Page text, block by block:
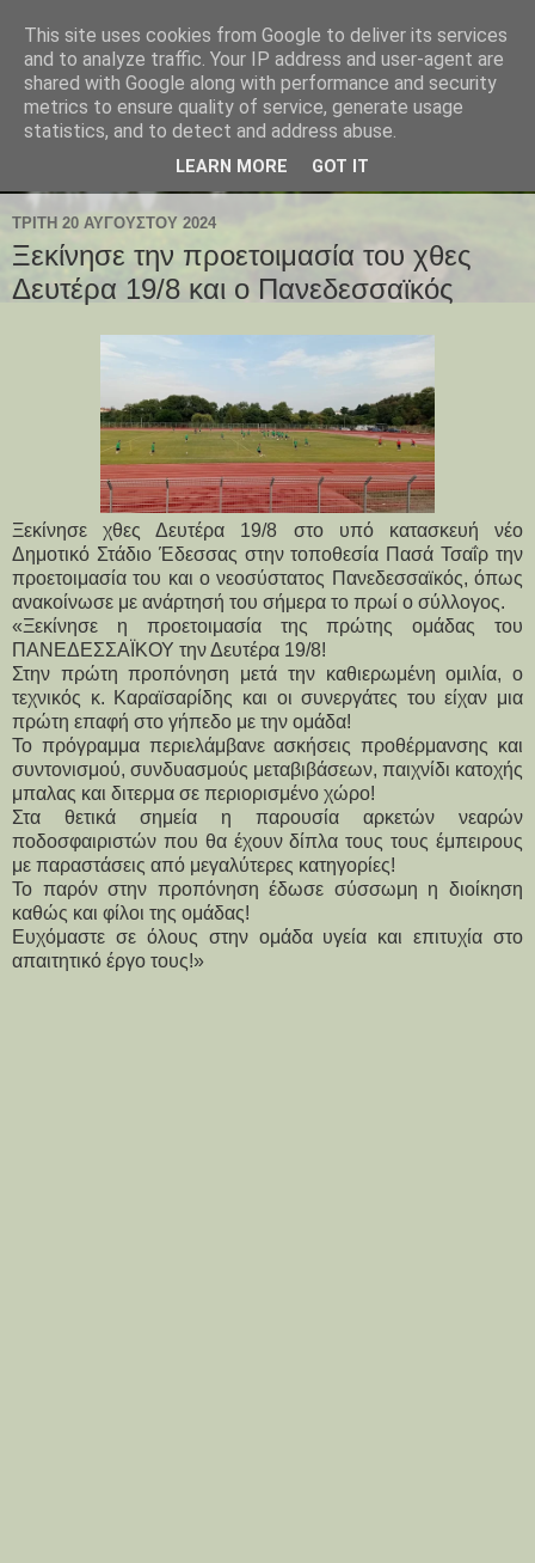
ΤΡΊΤΗ 20 ΑΥΓΟΎΣΤΟΥ 2024
Ξεκίνησε την προετοιμασία του χθες
Δευτέρα 19/8 και ο Πανεδεσσαϊκός
Ξεκίνησε χθες Δευτέρα 19/8 στο υπό κατασκευή νέο
Δημοτικό Στάδιο Έδεσσας στην τοποθεσία Πασά Τσαΐρ την
προετοιμασία του και ο νεοσύστατος Πανεδεσσαϊκός, όπως
ανακοίνωσε με ανάρτησή του σήμερα το πρωί ο σύλλογος.
«Ξεκίνησε η προετοιμασία της πρώτης ομάδας του
ΠΑΝΕΔΕΣΣΑΪΚΟΥ την Δευτέρα 19/8!
Στην πρώτη προπόνηση μετά την καθιερωμένη ομιλία, ο
τεχνικός κ. Καραϊσαρίδης και οι συνεργάτες του είχαν μια
πρώτη επαφή στο γήπεδο με την ομάδα!
Το πρόγραμμα περιελάμβανε ασκήσεις προθέρμανσης και
συντονισμού, συνδυασμούς μεταβιβάσεων, παιχνίδι κατοχής
μπαλας και διτερμα σε περιορισμένο χώρο!
Στα θετικά σημεία η παρουσία αρκετών νεαρών
ποδοσφαιριστών που θα έχουν δίπλα τους τους έμπειρους
με παραστάσεις από μεγαλύτερες κατηγορίες!
Το παρόν στην προπόνηση έδωσε σύσσωμη η διοίκηση
καθώς και φίλοι της ομάδας!
Ευχόμαστε σε όλους στην ομάδα υγεία και επιτυχία στο
απαιτητικό έργο τους!»
This site uses cookies from Google to deliver its services
and to analyze traffic. Your IP address and user-agent are
shared with Google along with performance and security
metrics to ensure quality of service, generate usage
statistics, and to detect and address abuse.
LEARN MORE GOT IT